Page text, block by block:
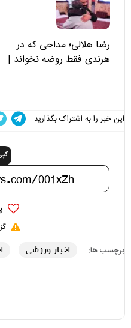
رضا هلالی؛ مداحی که در
هرندی فقط روضه نخواند |
این خبر را به اشتراک بگذارید:
برچسب ها: اخبار ورزشی